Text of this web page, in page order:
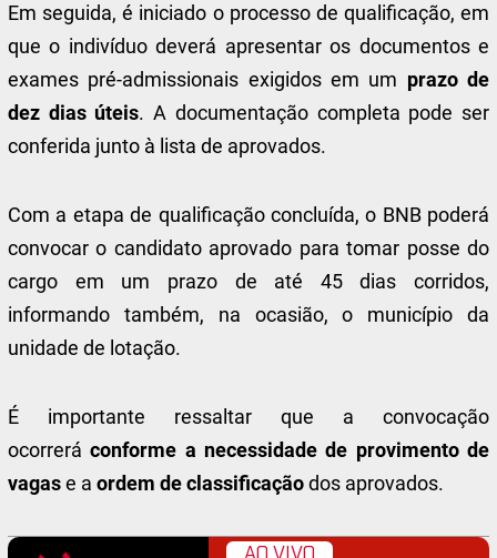
Em seguida, é iniciado o processo de qualificação, em
que o indivíduo deverá apresentar os documentos e
exames pré-admissionais exigidos em um prazo de
dez dias úteis. A documentação completa pode ser
conferida junto à lista de aprovados.
Com a etapa de qualificação concluída, o BNB poderá
convocar o candidato aprovado para tomar posse do
cargo em um prazo de até 45 dias corridos,
informando também, na ocasião, o município da
unidade de lotação.
É importante ressaltar que a convocação
ocorreráconforme a necessidade de provimento de
vagas e aordem de classificação dos aprovados.